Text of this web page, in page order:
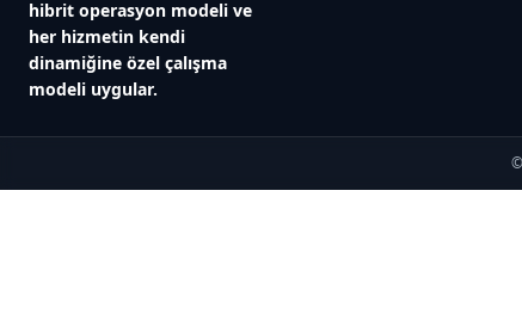
hibrit operasyon modeli ve
her hizmetin kendi
dinamiğine özel çalışma
modeli uygular.